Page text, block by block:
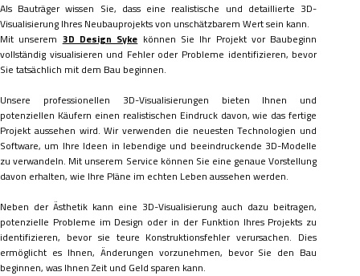
Als Bauträger wissen Sie, dass eine realistische und detaillierte 3D-
Visualisierung Ihres Neubauprojekts von unschätzbarem Wert sein kann.
Mit unserem 3D Design Syke können Sie Ihr Projekt vor Baubeginn
vollständig visualisieren und Fehler oder Probleme identifizieren, bevor
Sie tatsächlich mit dem Bau beginnen.
Unsere professionellen 3D-Visualisierungen bieten Ihnen und
potenziellen Käufern einen realistischen Eindruck davon, wie das fertige
Projekt aussehen wird. Wir verwenden die neuesten Technologien und
Software, um Ihre Ideen in lebendige und beeindruckende 3D-Modelle
zu verwandeln. Mit unserem Service können Sie eine genaue Vorstellung
davon erhalten, wie Ihre Pläne im echten Leben aussehen werden.
Neben der Ästhetik kann eine 3D-Visualisierung auch dazu beitragen,
potenzielle Probleme im Design oder in der Funktion Ihres Projekts zu
identifizieren, bevor sie teure Konstruktionsfehler verursachen. Dies
ermöglicht es Ihnen, Änderungen vorzunehmen, bevor Sie den Bau
beginnen, was Ihnen Zeit und Geld sparen kann.